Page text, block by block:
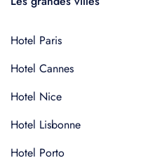
Hotel Paris
Hotel Cannes
Hotel Nice
Hotel Lisbonne
Hotel Porto